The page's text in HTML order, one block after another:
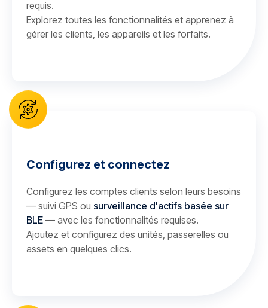
requis.
Explorez toutes les fonctionnalités et apprenez à
gérer les clients, les appareils et les forfaits.
Configurez et connectez
Configurez les comptes clients selon leurs besoins
— suivi GPS ou surveillance d'actifs basée sur
BLE — avec les fonctionnalités requises.
Ajoutez et configurez des unités, passerelles ou
assets en quelques clics.